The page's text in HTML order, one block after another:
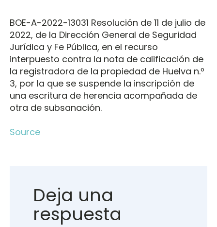
BOE-A-2022-13031 Resolución de 11 de julio de
2022, de la Dirección General de Seguridad
Jurídica y Fe Pública, en el recurso
interpuesto contra la nota de calificación de
la registradora de la propiedad de Huelva n.º
3, por la que se suspende la inscripción de
una escritura de herencia acompañada de
otra de subsanación.
Source
Deja una
respuesta